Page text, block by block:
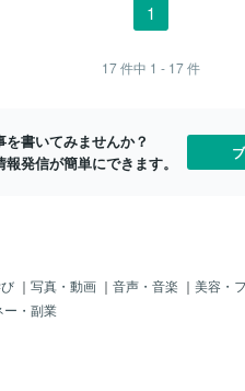
ノーベル賞
本人の名前
言われたけど
1
17件中 1 - 17件
を書いてみませんか？
発信が簡単にできます。
｜ 写真・動画 ｜ 音声・音楽 ｜ 美容・
ー・副業